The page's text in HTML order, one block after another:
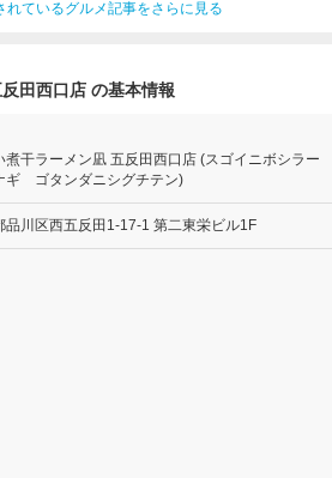
れているグルメ記事をさらに見る
田西口店 の基本情報
煮干ラーメン凪 五反田西口店 (スゴイニボシラー
ギ ゴタンダニシグチテン)
品川区西五反田1-17-1 第二東栄ビル1F